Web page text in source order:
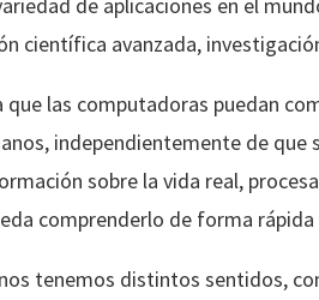
científica avanzada,
las computadoras puedan
independientemente de
sobre la vida real,
comprenderlo de forma rápida
tenemos distintos sentidos,